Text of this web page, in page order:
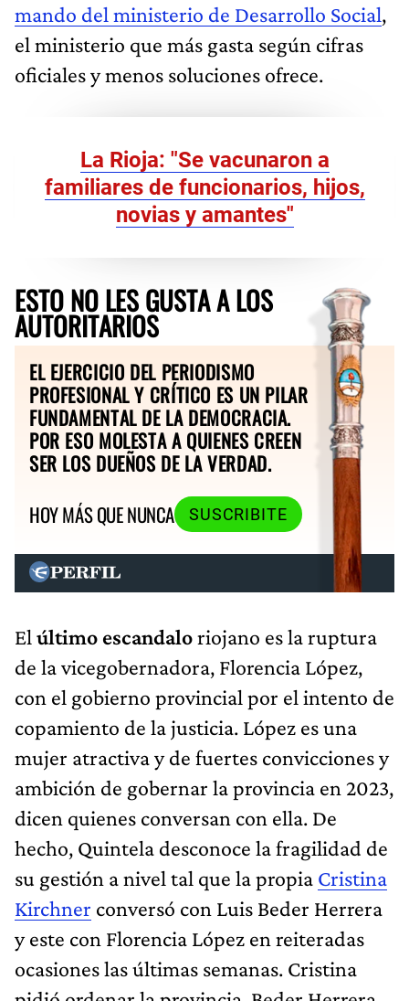
mando del ministerio de Desarrollo Social,
el ministerio que más gasta según cifras
oficiales y menos soluciones ofrece.
La Rioja: "Se vacunaron a
familiares de funcionarios, hijos,
novias y amantes"
ESTO NO LES GUSTA A LOS
AUTORITARIOS
EL EJERCICIO DEL PERIODISMO
PROFESIONAL Y CRÍTICO ES UN PILAR
FUNDAMENTAL DE LA DEMOCRACIA.
POR ESO MOLESTA A QUIENES CREEN
SER LOS DUEÑOS DE LA VERDAD.
HOY MÁS QUE NUNCA
SUSCRIBITE
El último escandaloriojano es la ruptura
de la vicegobernadora, Florencia López,
con el gobierno provincial por el intento de
copamiento de la justicia. López es una
mujer atractiva y de fuertes convicciones y
ambición de gobernar la provincia en 2023,
dicen quienes conversan con ella. De
hecho, Quintela desconoce la fragilidad de
su gestión a nivel tal que la propia Cristina
Kirchner conversó con Luis Beder Herrera
y este con Florencia López en reiteradas
ocasiones las últimas semanas. Cristina